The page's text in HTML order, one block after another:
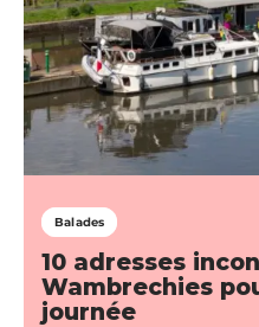
Balades
10 adresses
Wambrechies
journée